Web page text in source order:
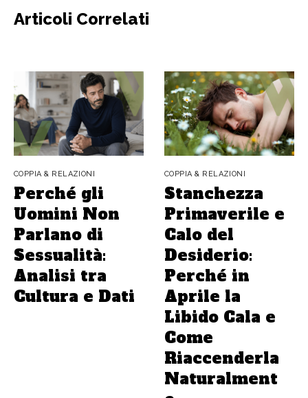
Articoli Correlati
COPPIA & RELAZIONI
Perché gli
Uomini Non
Parlano di
Sessualità:
Analisi tra
Cultura e Dati
COPPIA & RELAZIONI
Stanchezza
Primaverile e
Calo del
Desiderio:
Perché in
Aprile la
Libido Cala e
Come
Riaccenderla
Naturalment